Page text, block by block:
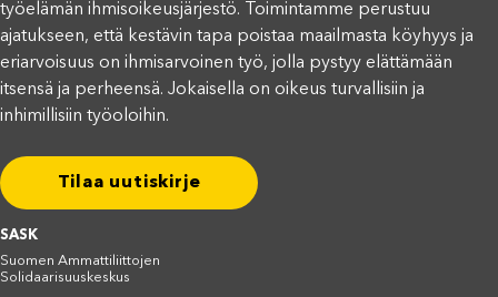
työelämän ihmisoikeusjärjestö. Toimintamme perustuu
ajatukseen, että kestävin tapa poistaa maailmasta köyhyys ja
eriarvoisuus on ihmisarvoinen työ, jolla pystyy elättämään
itsensä ja perheensä. Jokaisella on oikeus turvallisiin ja
inhimillisiin työoloihin.
Tilaa uutiskirje
SASK
Suomen Ammattiliittojen
Solidaarisuuskeskus